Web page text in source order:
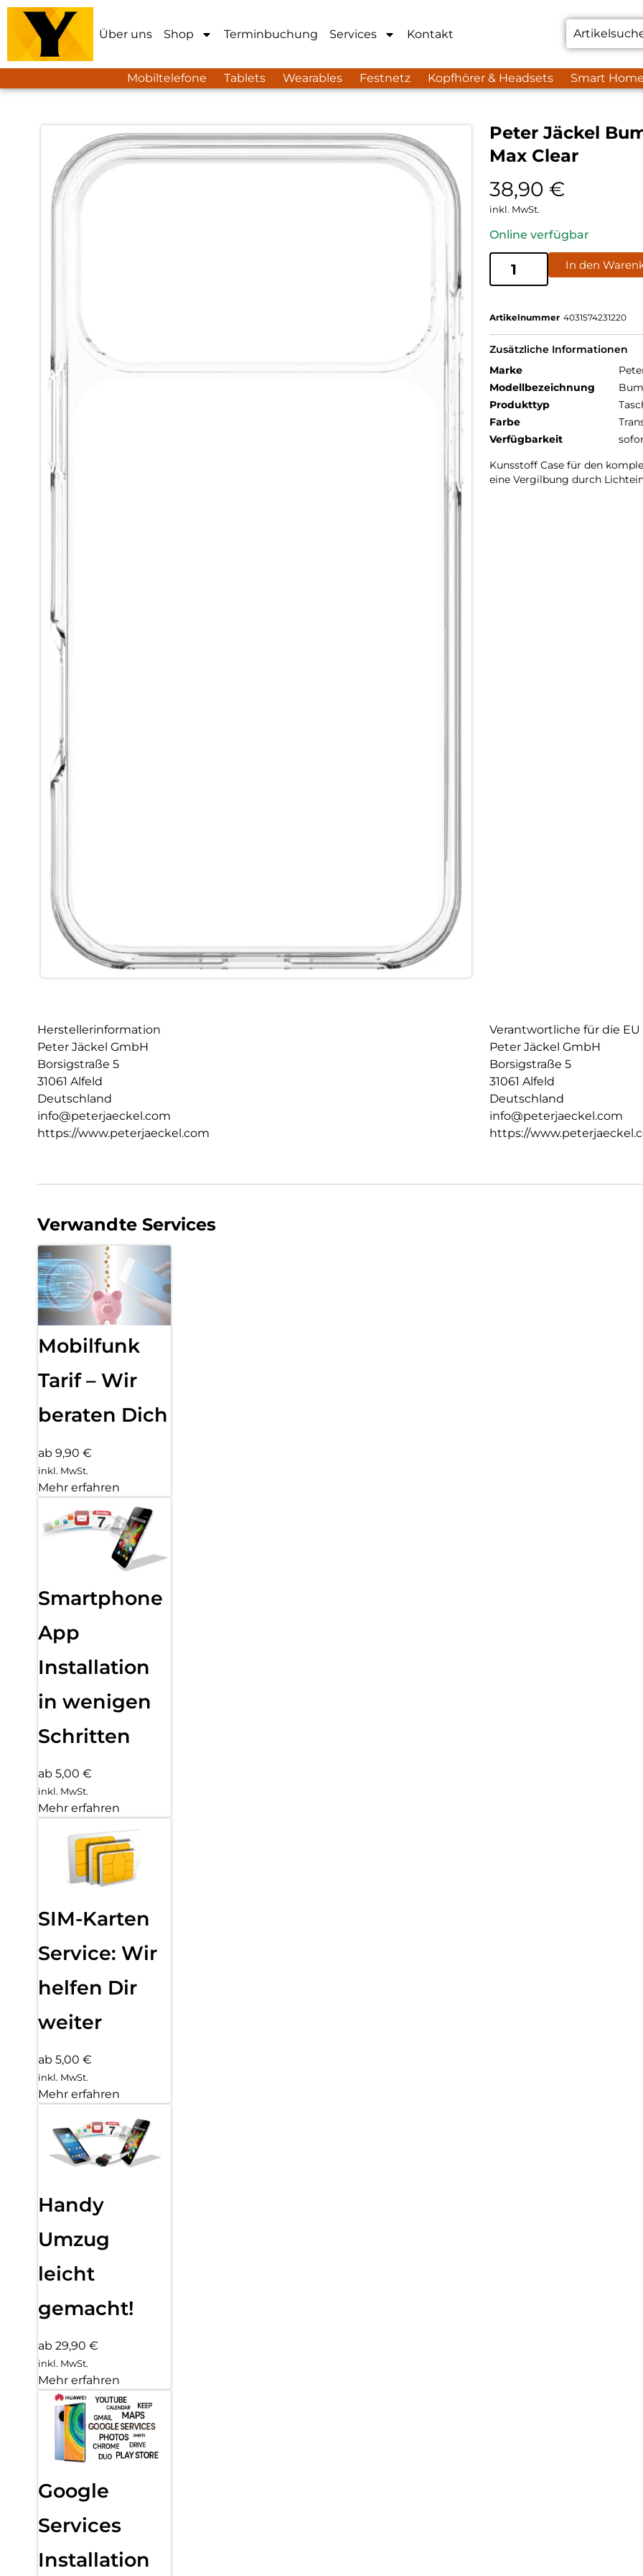
Über uns Shop Terminbuchung Services Kontakt
Mobiltelefone Tablets Wearables Festnetz Kopfhörer & Headsets Smart
Peter Jäckel
Max Clear
38,90 €
inkl. MwSt.
Online verfügbar
In den
Artikelnummer 4031574231220
Zusätzliche Informationen
Marke
Modellbezeichnung
Produkttyp
Farbe
Verfügbarkeit
Kunsstoff Case für den
eine Vergilbung durch
Herstellerinformation
Peter Jäckel GmbH
Borsigstraße 5
31061 Alfeld
Deutschland
info@peterjaeckel.com
https://www.peterjaeckel.com
Verantwortliche für die EU
Peter Jäckel GmbH
Borsigstraße 5
31061 Alfeld
Deutschland
info@peterjaeckel.com
https://
Verwandte Services
Mobilfunk
Tarif – Wir
beraten Dich
ab 9,90 €
inkl. MwSt.
Mehr erfahren
Smartphone
App
Installation
in wenigen
Schritten
ab 5,00 €
inkl. MwSt.
Mehr erfahren
SIM-Karten
Service: Wir
helfen Dir
weiter
ab 5,00 €
inkl. MwSt.
Mehr erfahren
Handy
Umzug
leicht
gemacht!
ab 29,90 €
inkl. MwSt.
Mehr erfahren
Google
Services
Installation